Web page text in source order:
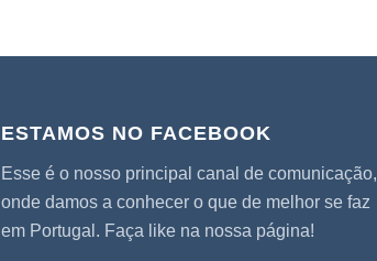
ESTAMOS NO FACEBOOK
Esse é o nosso principal canal de comunicação,
onde damos a conhecer o que de melhor se faz
em Portugal. Faça like na nossa página!